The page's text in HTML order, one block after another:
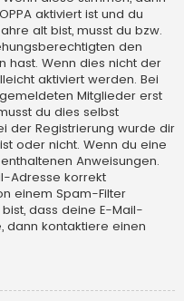
aktiviert ist und du
alt bist, musst du bzw.
den
hast. Wenn dies nicht der
aktiviert werden. Bei
Mitglieder erst
du dies selbst
der Registrierung wurde dir
oder nicht. Wenn du eine
Anweisungen.
Adresse korrekt
einem Spam-Filter
dass deine E-Mail-
dann kontaktiere einen